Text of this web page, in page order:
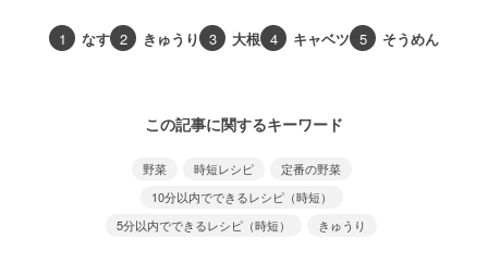
1 なす 2 きゅうり 3 大根 4 キャベツ 5 そうめん
この記事に関するキーワード
野菜 時短レシピ
定番の野菜
10分以内でできるレシピ（時短）
5分以内でできるレシピ（時短）
きゅうり